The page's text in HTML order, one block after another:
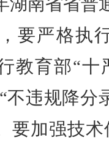
要严格执
教育部“十
不违规降
要加强技